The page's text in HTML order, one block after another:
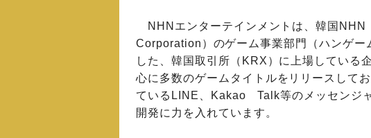
NHNエンターテインメントは、韓国
Corporation）のゲーム事業部門（ハンゲー
した、韓国取引所（KRX）に上場している
心に多数のゲームタイトルをリリースして
ているLINE、Kakao Talk等のメッセンジ
開発に力を入れています。